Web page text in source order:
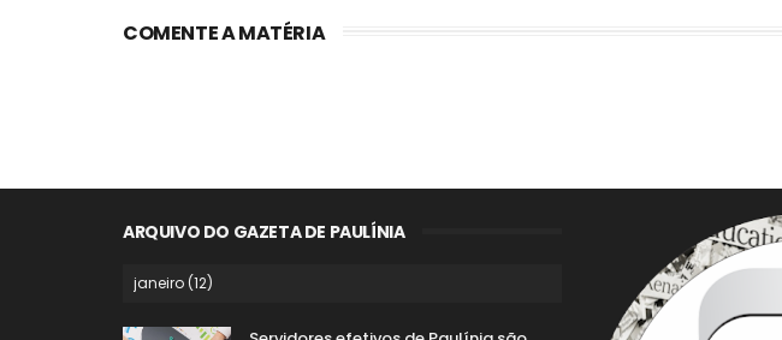
COMENTE A MATÉRIA
ARQUIVO DO GAZETA DE PAULÍNIA